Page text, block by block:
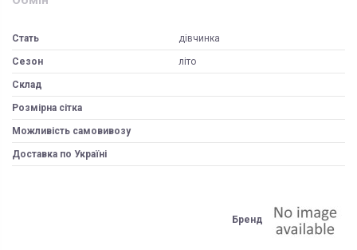
Стать дівчинка
Сезон літо
Склад
Розмірна сітка
Можливість самовивозу
Доставка по Україні
Бренд